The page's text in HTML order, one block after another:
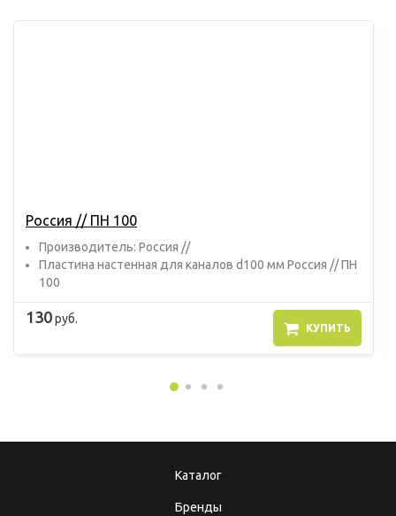
Россия // ПН 100
Прoизвoдитель: Россия //
Пластина настенная для каналов d100 мм Россия // ПН
100
130руб.
КУПИТЬ
Каталог
Бренды